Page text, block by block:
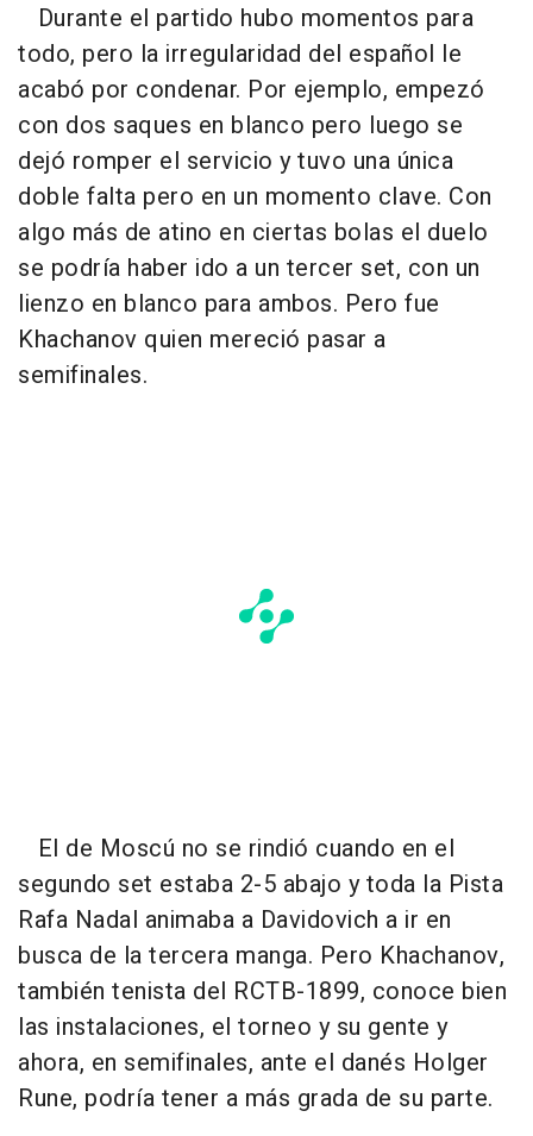
Durante el partido hubo momentos para
todo, pero la irregularidad del español le
acabó por condenar. Por ejemplo, empezó
con dos saques en blanco pero luego se
dejó romper el servicio y tuvo una única
doble falta pero en un momento clave. Con
algo más de atino en ciertas bolas el duelo
se podría haber ido a un tercer set, con un
lienzo en blanco para ambos. Pero fue
Khachanov quien mereció pasar a
semifinales.
El de Moscú no se rindió cuando en el
segundo set estaba 2-5 abajo y toda la Pista
Rafa Nadal animaba a Davidovich a ir en
busca de la tercera manga. Pero Khachanov,
también tenista del RCTB-1899, conoce bien
las instalaciones, el torneo y su gente y
ahora, en semifinales, ante el danés Holger
Rune, podría tener a más grada de su parte.